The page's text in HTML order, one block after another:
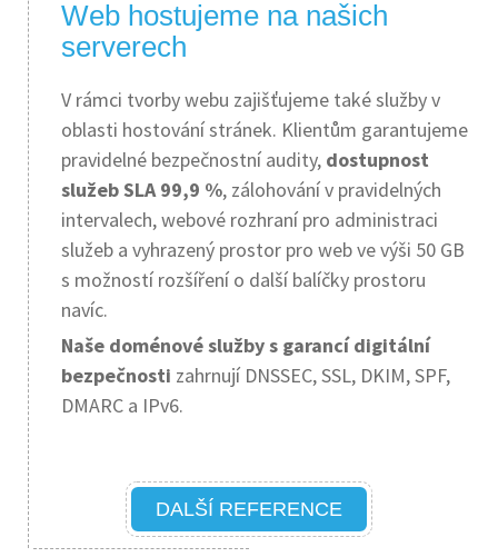
Web hostujeme na našich
serverech
V rámci tvorby webu zajišťujeme také služby v
oblasti hostování stránek. Klientům garantujeme
pravidelné bezpečnostní audity, dostupnost
služeb SLA 99,9 %, zálohování v pravidelných
intervalech, webové rozhraní pro administraci
služeb a vyhrazený prostor pro web ve výši 50 GB
s možností rozšíření o další balíčky prostoru
navíc.
Naše doménové služby s garancí digitální
bezpečnosti zahrnují DNSSEC, SSL, DKIM, SPF,
DMARC a IPv6.
DALŠÍ REFERENCE